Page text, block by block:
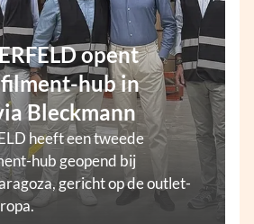
opent
hub in
Bleckmann
heeft een tweede
hub geopend bij
gericht op de outlet-